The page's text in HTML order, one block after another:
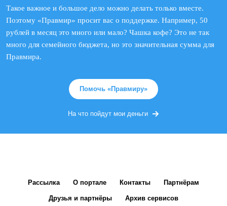
Такое важное и большое дело можно делать только вместе.
Поэтому «Правмир» просит вас о поддержке. Например, 50
рублей в месяц это много или мало? Чашка кофе? Это не так
много для семейного бюджета, но это значительная сумма для
Правмира.
Помочь «Правмиру»
На что пойдут мои деньги
Рассылка О портале Контакты Партнёрам
Друзья и партнёры Архив сервисов